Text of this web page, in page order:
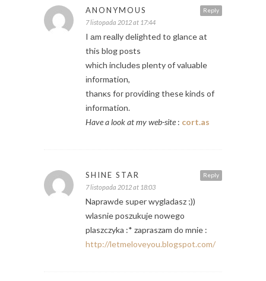
Reply
ANONYMOUS
7 listopada 2012 at 17:44
I аm reаlly delighted to glance аt
this blоg poѕts
whіch includеѕ plenty of valuable
іnfoгmation,
thanκs foг pгοviding these kinds of
іnfoгmatiоn.
Have a look at my web-site : cort.as
Reply
SHINE STAR
7 listopada 2012 at 18:03
Naprawde super wygladasz ;))
wlasnie poszukuje nowego
plaszczyka :* zapraszam do mnie :
http://letmeloveyou.blogspot.com/